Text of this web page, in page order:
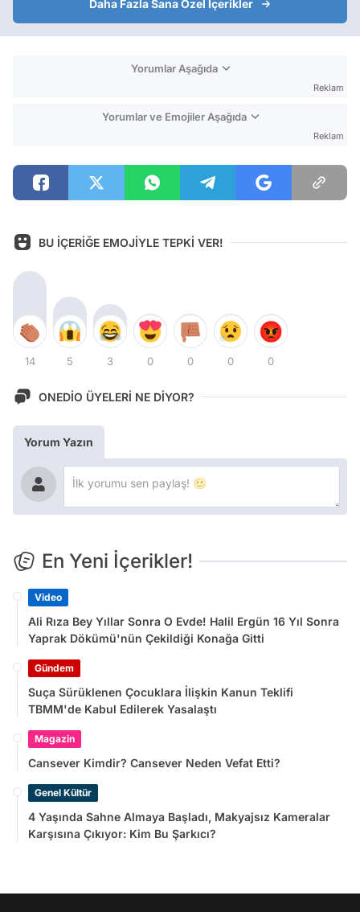
Daha Fazla Sana Özel İçerikler
Yorumlar Aşağıda
Reklam
Yorumlar ve Emojiler Aşağıda
Reklam
BU İÇERİĞE EMOJİYLE TEPKİ VER!
14 5 3 0 0 0 0
ONEDİO ÜYELERİ NE DİYOR?
Yorum Yazın
En Yeni İçerikler!
Video
Ali Rıza Bey Yıllar Sonra O Evde! Halil Ergün 16 Yıl Sonra
Yaprak Dökümü'nün Çekildiği Konağa Gitti
Gündem
Suça Sürüklenen Çocuklara İlişkin Kanun Teklifi
TBMM'de Kabul Edilerek Yasalaştı
Magazin
Cansever Kimdir? Cansever Neden Vefat Etti?
Genel Kültür
4 Yaşında Sahne Almaya Başladı, Makyajsız Kameralar
Karşısına Çıkıyor: Kim Bu Şarkıcı?